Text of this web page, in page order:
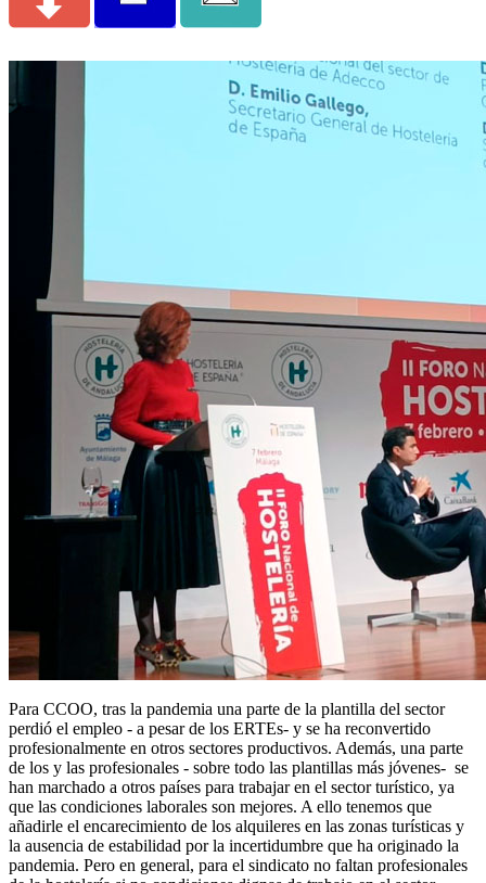
Para CCOO, tras la pandemia una parte de la plantilla del sector
perdió el empleo - a pesar de los ERTEs- y se ha reconvertido
profesionalmente en otros sectores productivos. Además, una parte
de los y las profesionales - sobre todo las plantillas más jóvenes- se
han marchado a otros países para trabajar en el sector turístico, ya
que las condiciones laborales son mejores. A ello tenemos que
añadirle el encarecimiento de los alquileres en las zonas turísticas y
la ausencia de estabilidad por la incertidumbre que ha originado la
pandemia. Pero en general, para el sindicato no faltan profesionales